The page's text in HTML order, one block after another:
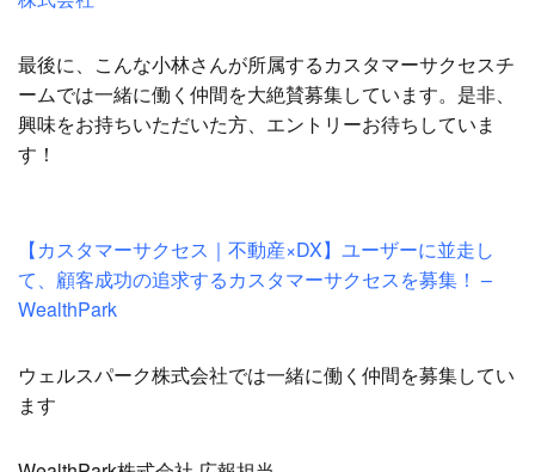
最後に、こんな小林さんが所属するカスタマーサクセスチ
ームでは一緒に働く仲間を大絶賛募集しています。是非、
興味をお持ちいただいた方、エントリーお待ちしていま
す！
【カスタマーサクセス｜不動産×DX】ユーザーに並走し
て、顧客成功の追求するカスタマーサクセスを募集！ –
WealthPark
ウェルスパーク株式会社では一緒に働く仲間を募集してい
ます